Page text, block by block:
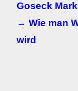
Goseck
→ Wie man
wird